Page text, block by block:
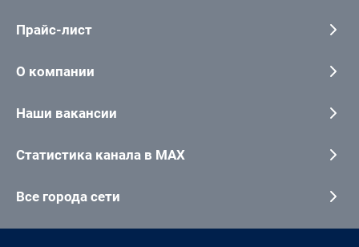
Прайс-лист
О компании
Наши вакансии
Статистика канала в MAX
Все города сети